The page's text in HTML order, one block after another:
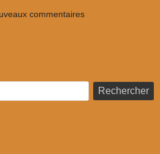
commentaires
Rechercher